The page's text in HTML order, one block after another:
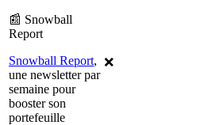
📰 Snowball
Report
Snowball Report,
une newsletter par
semaine pour
booster son
portefeuille
❌